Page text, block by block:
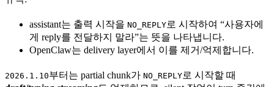
assistant는 출력 시작을 NO_REPLY로 시작하여 “사용자에
게 reply를 전달하지 말라”는 뜻을 나타냅니다.
OpenClaw는 delivery layer에서 이를 제거/억제합니다.
2026.1.10부터는 partial chunk가 NO_REPLY로 시작할 때